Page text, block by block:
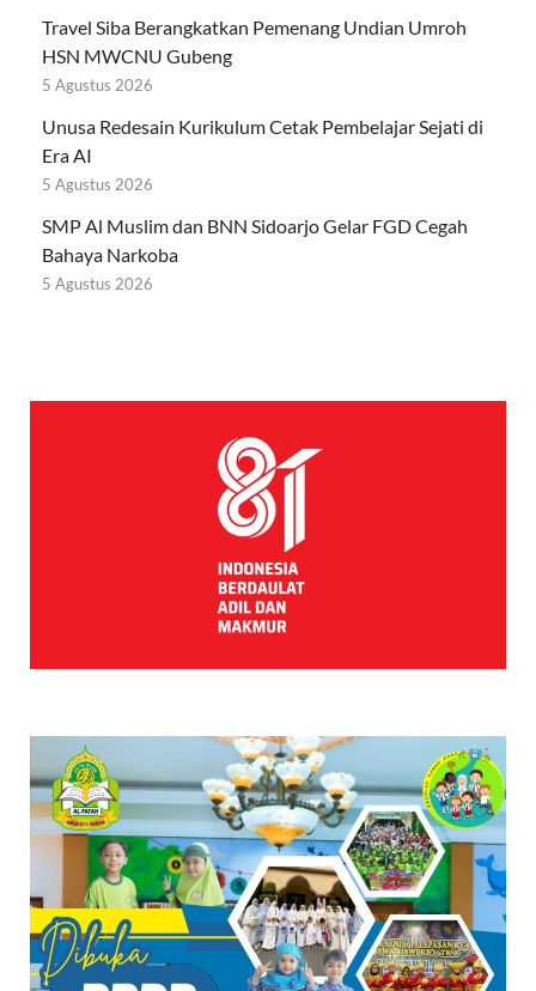
Travel Siba Berangkatkan Pemenang Undian Umroh
HSN MWCNU Gubeng
5 Agustus 2026
Unusa Redesain Kurikulum Cetak Pembelajar Sejati di
Era AI
5 Agustus 2026
SMP Al Muslim dan BNN Sidoarjo Gelar FGD Cegah
Bahaya Narkoba
5 Agustus 2026